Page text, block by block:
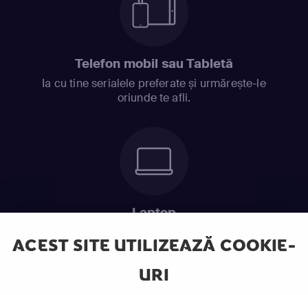
ACEST SITE UTILIZEAZĂ COOKIE-
URI
Telefon mobil sau Tabletă
Ia cu tine serialele preferate și urmărește-le
oriunde te afli.
Laptop
ABONEAZĂ-TE ACUM